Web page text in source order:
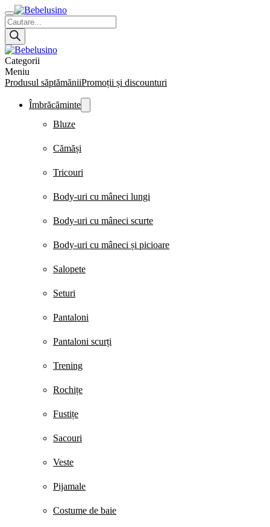
Products
search
Categorii
Meniu
Produsul săptămăniiPromoții și discounturi
Îmbrăcăminte
Bluze
Cămăși
Tricouri
Body-uri cu mâneci lungi
Body-uri cu mâneci scurte
Body-uri cu mâneci și picioare
Salopete
Seturi
Pantaloni
Pantaloni scurți
Trening
Rochițe
Fustițe
Sacouri
Veste
Pijamale
Costume de baie